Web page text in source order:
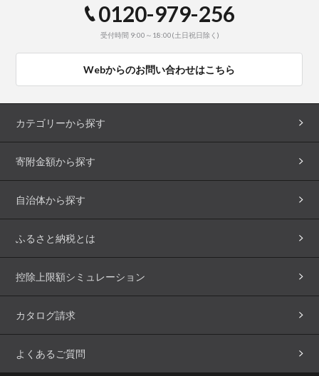
0120-979-256
受付時間 9:00～18:00(土日祝日除く)
Webからのお問い合わせはこちら
カテゴリーから探す
寄附金額から探す
自治体から探す
ふるさと納税とは
控除上限額シミュレーション
カタログ請求
よくあるご質問